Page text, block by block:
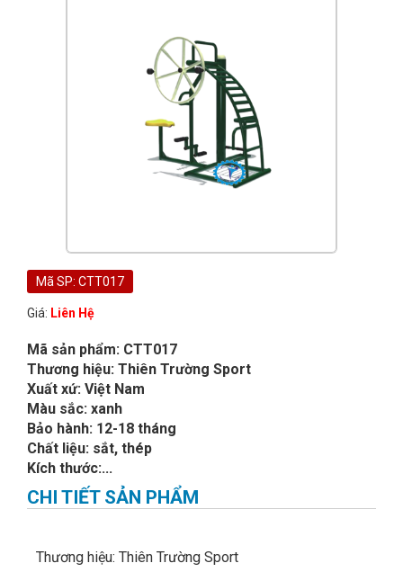
Mã SP: CTT017
Giá: Liên Hệ
Mã sản phẩm: CTT017
Thương hiệu: Thiên Trường Sport
Xuất xứ: Việt Nam
Màu sắc: xanh
Bảo hành: 12-18 tháng
Chất liệu: sắt, thép
Kích thước:...
CHI TIẾT SẢN PHẨM
Thương hiệu: Thiên Trường Sport